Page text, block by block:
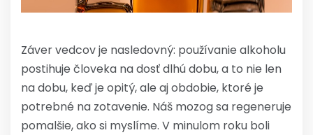
Záver vedcov je nasledovný: používanie alkoholu
postihuje človeka na dosť dlhú dobu, a to nie len
na dobu, keď je opitý, ale aj obdobie, ktoré je
potrebné na zotavenie. Náš mozog sa regeneruje
pomalšie, ako si myslíme. V minulom roku boli